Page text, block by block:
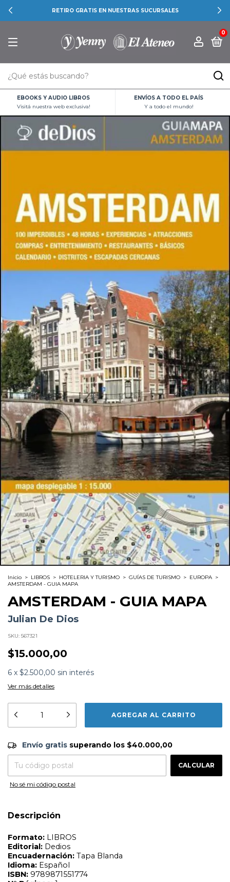
RETIRO GRATIS EN NUESTRAS SUCURSALES
0
EBOOKS Y AUDIO LIBROS
Visitá nuestra web exclusiva!
ENVÍOS A TODO EL PAÍS
Y a todo el mundo!
Inicio > LIBROS > HOTELERIA Y TURISMO > GUÍAS DE TURISMO > EUROPA >
AMSTERDAM - GUIA MAPA
AMSTERDAM - GUIA MAPA
Julian De Dios
SKU: 567321
$15.000,00
6 x $2.500,00 sin interés
Ver más detalles
Envío gratis $40.000,00
Entregas para el CP: CAMBIAR CP
Envío gratis superando los $40.000,00
CALCULAR
No sé mi código postal
Descripción
Editorial:Dedios
Encuadernación:
Tapa Blanda
ISBN:9789871551774
Dimensiones:15 x 1 cm
Sinópsis